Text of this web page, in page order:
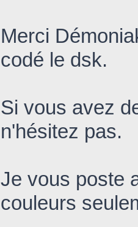
Merci
codé le dsk.
Si vous avez
n'hésitez pas.
Je vous poste
couleurs